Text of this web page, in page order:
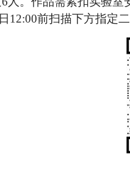
日 12:00前扫描下方指定